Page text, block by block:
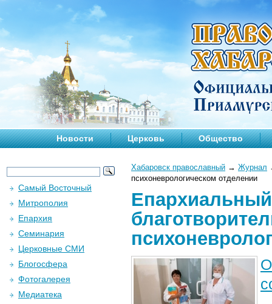
Новости Церковь Общество
Хабаровск православный → Журнал
психоневрологическом отделении
Самый Восточный
Митрополия
Епархия
Семинария
Церковные СМИ
Блогосфера
Фотогалерея
Медиатека